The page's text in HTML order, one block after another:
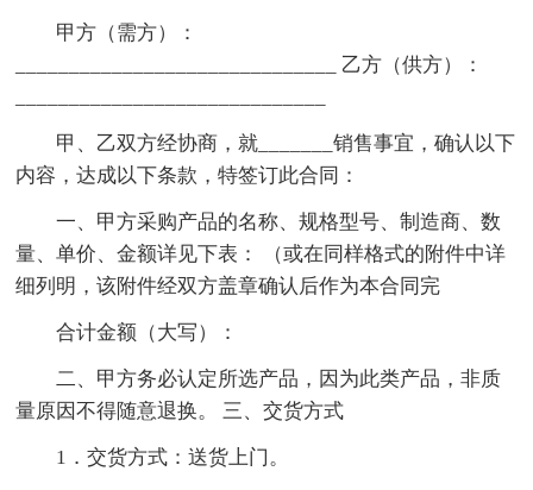
甲方（需方）：
______________________________ 乙方（供方）：
甲、乙双方经协商，就_______销售事宜，确认以下
内容，达成以下条款，特签订此合同：
一、甲方采购产品的名称、规格型号、制造商、数
量、单价、金额详见下表： （或在同样格式的附件中详
细列明，该附件经双方盖章确认后作为本合同完
合计金额（大写）：
二、甲方务必认定所选产品，因为此类产品，非质
量原因不得随意退换。 三、交货方式
1．交货方式：送货上门。